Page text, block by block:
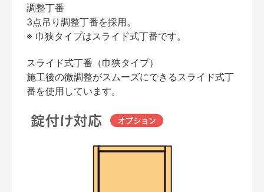
調整丁番
3点吊り調整丁番を採用。
※ 巾狭タイプはスライド式丁番です。
スライド式丁番（巾狭タイプ）
施工後の微調整がスムーズにできるスライド式丁
番を使用しています。